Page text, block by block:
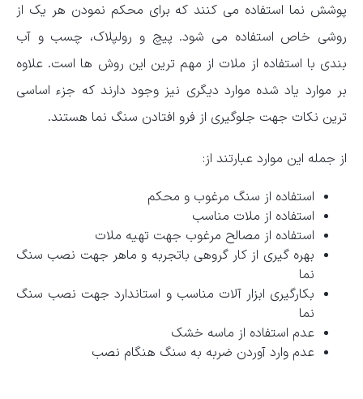
پوشش نما استفاده می کنند که برای محکم نمودن هر یک از
روشی خاص استفاده می شود. پیچ و رولپلاک، چسب و آب
بندی با استفاده از ملات از مهم ترین این روش ها است. علاوه
بر موارد یاد شده موارد دیگری نیز وجود دارند که جزء اساسی
ترین نکات جهت جلوگیری از فرو افتادن سنگ نما هستند.
از جمله این موارد عبارتند از:
استفاده از سنگ مرغوب و محکم
استفاده از ملات مناسب
استفاده از مصالح مرغوب جهت تهیه ملات
بهره گیری از کار گروهی باتجربه و ماهر جهت نصب سنگ
نما
بکارگیری ابزار آلات مناسب و استاندارد جهت نصب سنگ
نما
عدم استفاده از ماسه خشک
عدم وارد آوردن ضربه به سنگ هنگام نصب